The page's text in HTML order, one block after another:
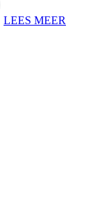
LEES MEER